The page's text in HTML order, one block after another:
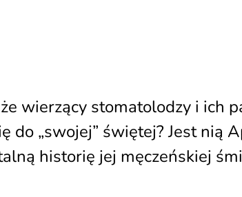
wierzący stomatolodzy i ich
do „swojej” świętej? Jest nią
historię jej męczeńskiej